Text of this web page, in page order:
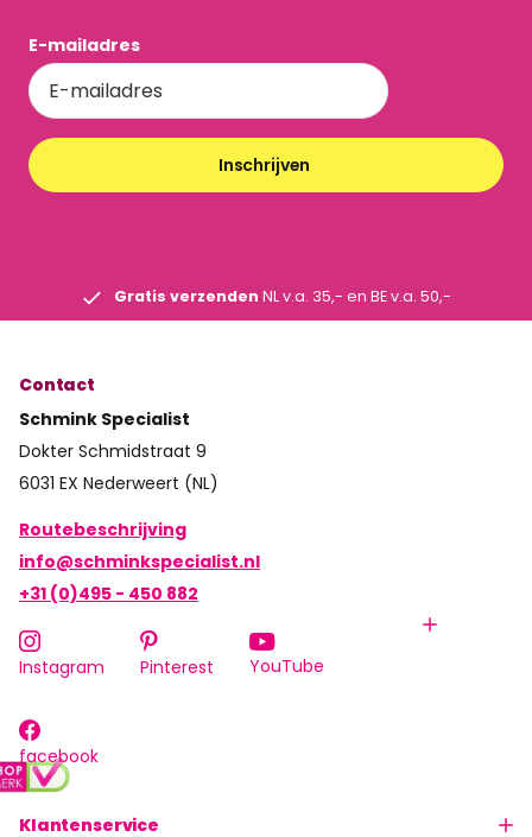
E-mailadres
Inschrijven
Gratis verzenden NL v.a. 35,- en BE v.a. 50,-
Klantenservice
Contact
Schmink Specialist
Dokter Schmidstraat 9
6031 EX Nederweert (NL)
Routebeschrijving
info@schminkspecialist.nl
+31 (0)495 - 450 882
Instagram Pinterest YouTube
facebook